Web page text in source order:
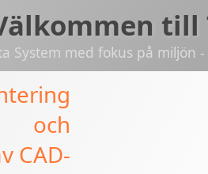
till
System med fokus på miljön -
och
CAD-